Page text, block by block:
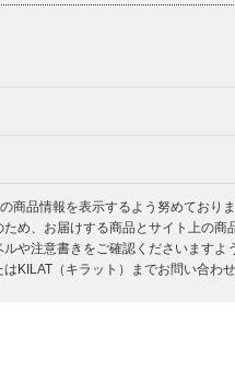
商品情報を表示するよう努めており
め、お届けする商品とサイト上の商
や注意書きをご確認くださいます
KILAT（キラット）までお問い合わせ